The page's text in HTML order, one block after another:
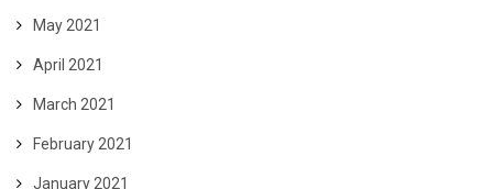
May 2021
April 2021
March 2021
February 2021
January 2021